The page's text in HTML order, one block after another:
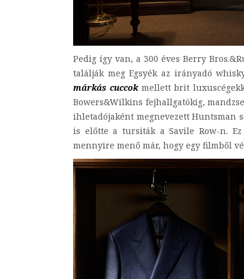
Pedig így van, a 300 éves Berry
találják meg Egsyék az irányadó
márkás cuccokmellett brit
Bowers&Wilkins fejhallgatókig,
ihletadójaként megnevezett Huntsman
is előtte a tursiták a Savile Row-n.
mennyire menő már, hogy egy filmből